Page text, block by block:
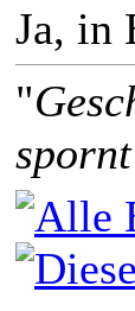
Ja, in
"